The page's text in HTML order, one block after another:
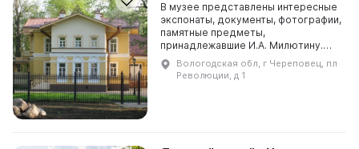
В музее представлены интересные
экспонаты, документы, фотографии,
памятные предметы,
принадлежавшие И.А. Милютину.
Музей Ивана Андреевича Милютина
бережно хранит память о
заслуженном общественном д...
Вологодская обл, г Череповец, пл
Революции, д 1